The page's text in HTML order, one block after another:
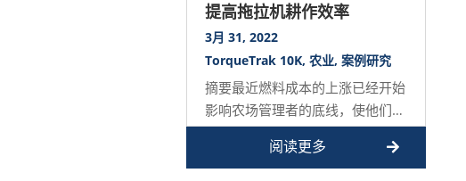
提高拖拉机耕作效率
3月 31, 2022
TorqueTrak 10K, 农业, 案例研究
摘要最近燃料成本的上涨已经开始
影响农场管理者的底线，使他们考
虑实现节能的可能方法。传统的深
松可以进行比必要的更…
阅读更多